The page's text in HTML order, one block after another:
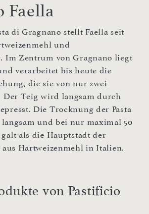
Faella
di Gragnano stellt Faella seit
und
Im Zentrum von Gragnano liegt
verarbeitet bis heute die
die sie von nur zwei
Teig wird langsam durch
Die Trocknung der Pasta
und bei nur maximal 50
als die Hauptstadt der
aus Hartweizenmehl in Italien.
von Pastificio